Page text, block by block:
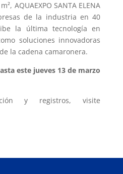
AQUAEXPO SANTA ELENA
de la industria en 40
la última tecnología en
soluciones innovadoras
la cadena camaronera.
este jueves 13 de marzo
y registros, visite